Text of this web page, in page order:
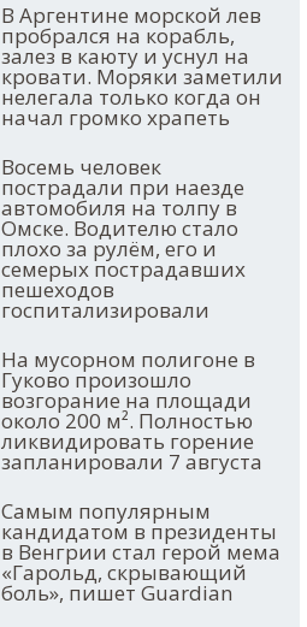
В Аргентине морской лев
пробрался на корабль,
залез в каюту и уснул на
кровати. Моряки заметили
нелегала только когда он
начал громко храпеть
Восемь человек
пострадали при наезде
автомобиля на толпу в
Омске. Водителю стало
плохо за рулём, его и
семерых пострадавших
пешеходов
госпитализировали
На мусорном полигоне в
Гуково произошло
возгорание на площади
около 200 м². Полностью
ликвидировать горение
запланировали 7 августа
Самым популярным
кандидатом в президенты
в Венгрии стал герой мема
«Гарольд, скрывающий
боль», пишет Guardian